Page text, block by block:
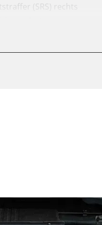
(SRS) rechts
Wählhebel-Modul (EWM)
Sitz vorne links